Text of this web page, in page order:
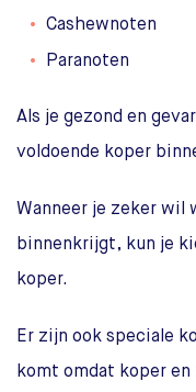
Cashewnoten
Paranoten
Als je gezond en
voldoende koper
Wanneer je zeker wil
binnenkrijgt, kun je
koper.
Er zijn ook speciale
komt omdat koper